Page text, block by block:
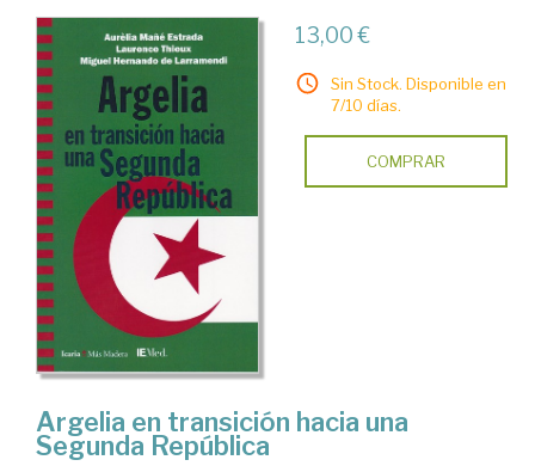
13,00 €
Sin Stock. Disponible en
7/10 días.
COMPRAR
Argelia en transición hacia una
Segunda República